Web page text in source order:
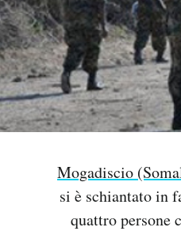
Mogadiscio
si è schiantato in
quattro persone